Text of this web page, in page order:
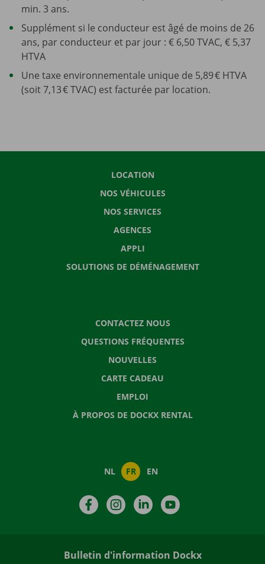
min. 3 ans.
Supplément si le conducteur est âgé de moins de 26
ans, par conducteur et par jour : € 6,50 TVAC, € 5,37
HTVA
Une taxe environnementale unique de 5,89 € HTVA
(soit 7,13 € TVAC) est facturée par location.
LOCATION
NOS VÉHICULES
NOS SERVICES
AGENCES
APPLI
SOLUTIONS DE DÉMÉNAGEMENT
CONTACTEZ NOUS
QUESTIONS FRÉQUENTES
NOUVELLES
CARTE CADEAU
EMPLOI
À PROPOS DE DOCKX RENTAL
NL FR EN
FacebookInstagramLinkedIn
Bulletin d'information Dockx